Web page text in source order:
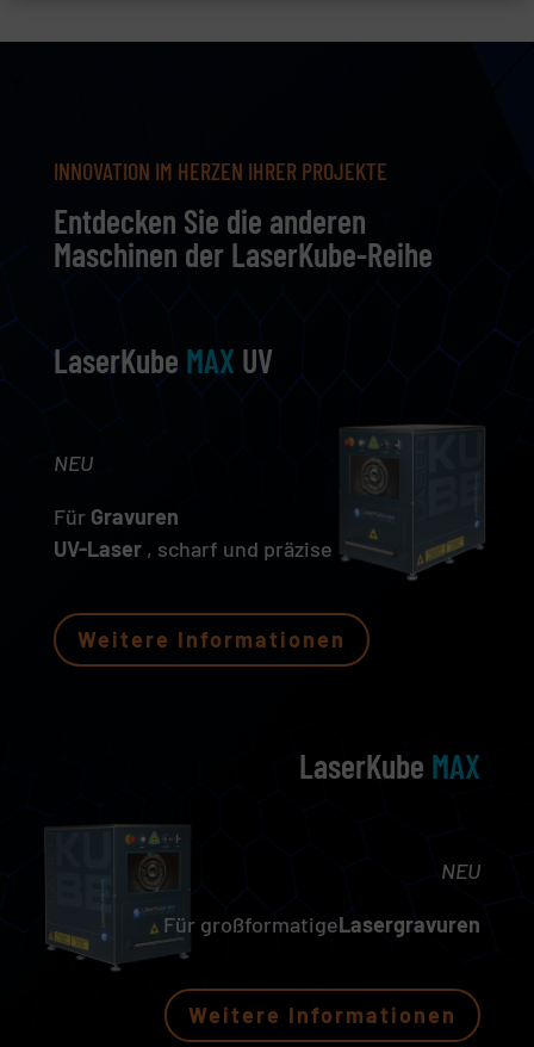
INNOVATION IM HERZEN IHRER PROJEKTE
Entdecken Sie die anderen
Maschinen der LaserKube-Reihe
LaserKube MAX UV
NEU
Für Gravuren
UV-Laser , scharf und präzise
Weitere Informationen
LaserKube MAX
NEU
Für großformatigeLasergravuren
Weitere Informationen